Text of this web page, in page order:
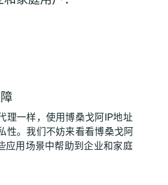
理一样，使用博桑戈阿IP地址
性。我们不妨来看看博桑戈阿
应用场景中帮助到企业和家庭